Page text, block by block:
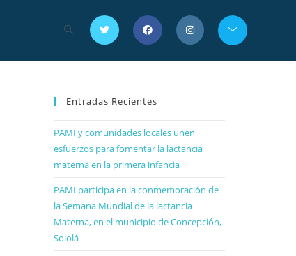
Entradas Recientes
PAMI y comunidades locales unen
esfuerzos para fomentar la lactancia
materna en la primera infancia
PAMI participa en la conmemoración de
la Semana Mundial de la lactancia
Materna, en el municipio de Concepción,
Sololá